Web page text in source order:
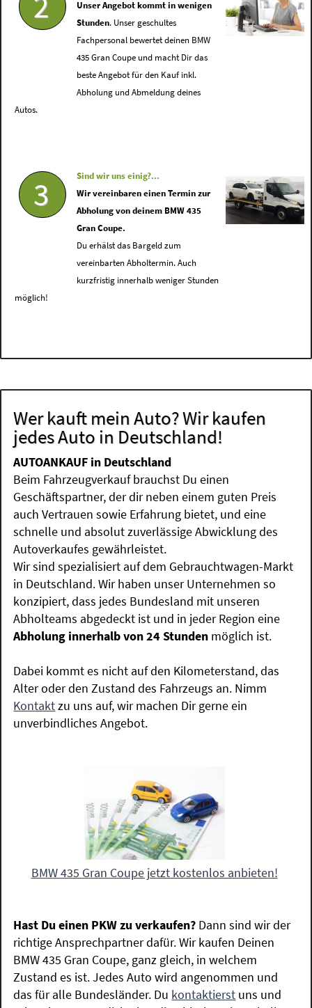
Unser Angebot kommt in wenigen
Stunden. Unser geschultes
Fachpersonal bewertet deinen BMW
435 Gran Coupe und macht Dir das
beste Angebot für den Kauf inkl.
Abholung und Abmeldung deines
Autos.
3
Sind wir uns einig?...
Wir vereinbaren einen Termin zur
Abholung von deinem BMW 435
Gran Coupe.
Du erhälst das Bargeld zum
vereinbarten Abholtermin. Auch
kurzfristig innerhalb weniger Stunden
möglich!
Wer kauft mein Auto? Wir kaufen
jedes Auto in Deutschland!
AUTOANKAUF in Deutschland
Beim Fahrzeugverkauf brauchst Du einen
Geschäftspartner, der dir neben einem guten Preis
auch Vertrauen sowie Erfahrung bietet, und eine
schnelle und absolut zuverlässige Abwicklung des
Autoverkaufes gewährleistet.
Wir sind spezialisiert auf dem Gebrauchtwagen-Markt
in Deutschland. Wir haben unser Unternehmen so
konzipiert, dass jedes Bundesland mit unseren
Abholteams abgedeckt ist und in jeder Region eine
Abholung innerhalb von 24 Stunden möglich ist.
Dabei kommt es nicht auf den Kilometerstand, das
Alter oder den Zustand des Fahrzeugs an. Nimm
Kontaktzu uns auf, wir machen Dir gerne ein
unverbindliches Angebot.
BMW 435 Gran Coupe jetzt kostenlos anbieten!
Hast Du einen PKW zu verkaufen? Dann sind wir der
richtige Ansprechpartner dafür. Wir kaufen Deinen
BMW 435 Gran Coupe, ganz gleich, in welchem
Zustand es ist. Jedes Auto wird angenommen und
das für alle Bundesländer. Du kontaktierst uns und